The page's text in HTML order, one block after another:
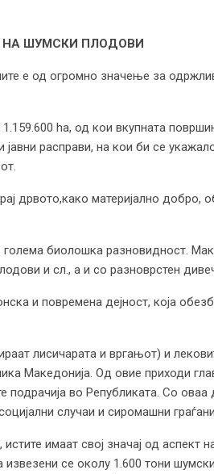
НА ШУМСКИ ПЛОДОВИ
е од огромно значење за
hа, од кои вкупната
јавни расправи, на кои би се
дрвото,како материјално добро,
биолошка разновидност.
и сл., а и со разноврстен
и повремена дејност, која
лисичарата и вргањот) и
Македонија. Од овие приходи
во Републиката. Со
случаи и сиромашни
имаат свој значај од
се околу 1.600 тони